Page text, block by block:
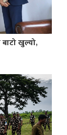
खुल्यो,